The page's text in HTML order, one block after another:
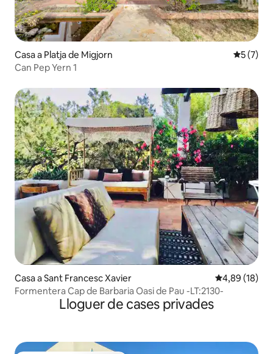
Casa a Platja de Migjorn 5 de
5 (7)
Can Pep Yern 1
Casa a Sant Francesc Xavier 4,89 de
4,89 (18)
Formentera Cap de Barbaria Oasi de Pau -LT:2130-
Lloguer de cases privades